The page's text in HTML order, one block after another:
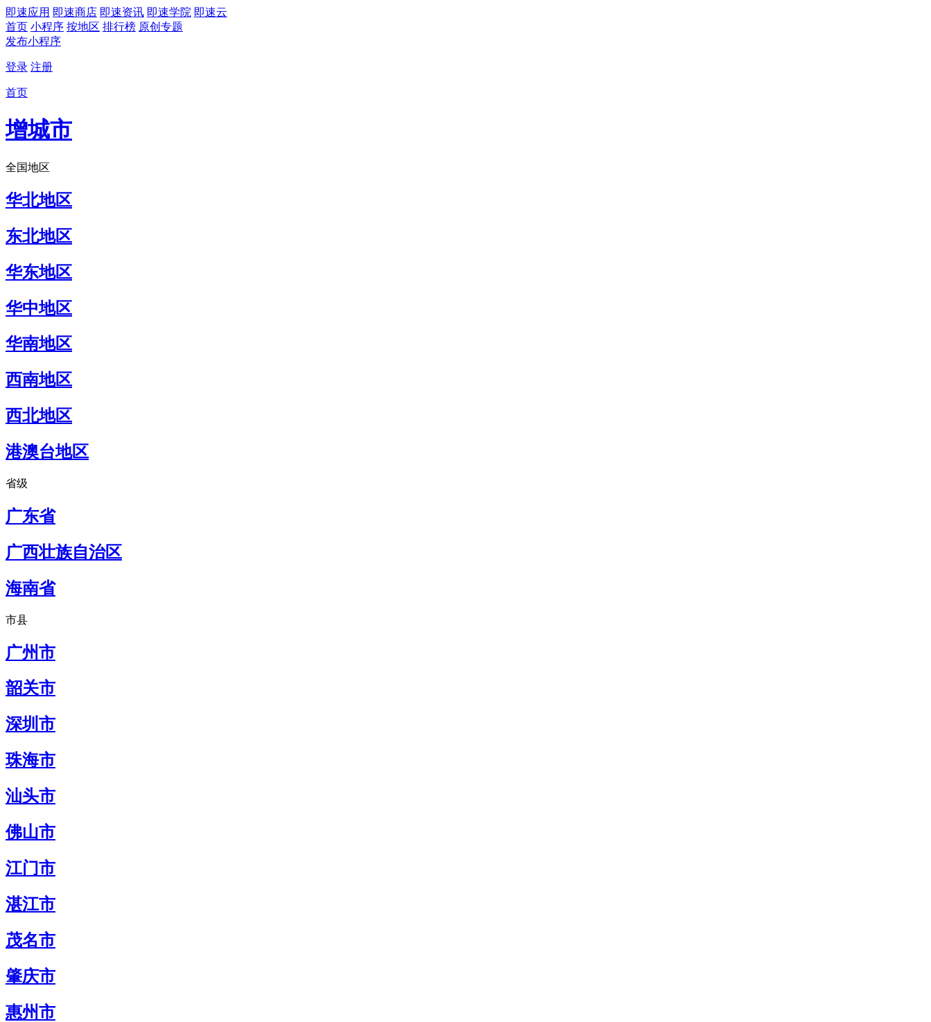
即速应用 即速商店 即速资讯 即速学院 即速云
首页 小程序 按地区 排行榜 原创专题
发布小程序
登录 注册
首页
增城市
全国地区
华北地区
东北地区
华东地区
华中地区
华南地区
西南地区
西北地区
港澳台地区
省级
广东省
广西壮族自治区
海南省
市县
广州市
韶关市
深圳市
珠海市
汕头市
佛山市
江门市
湛江市
茂名市
肇庆市
惠州市